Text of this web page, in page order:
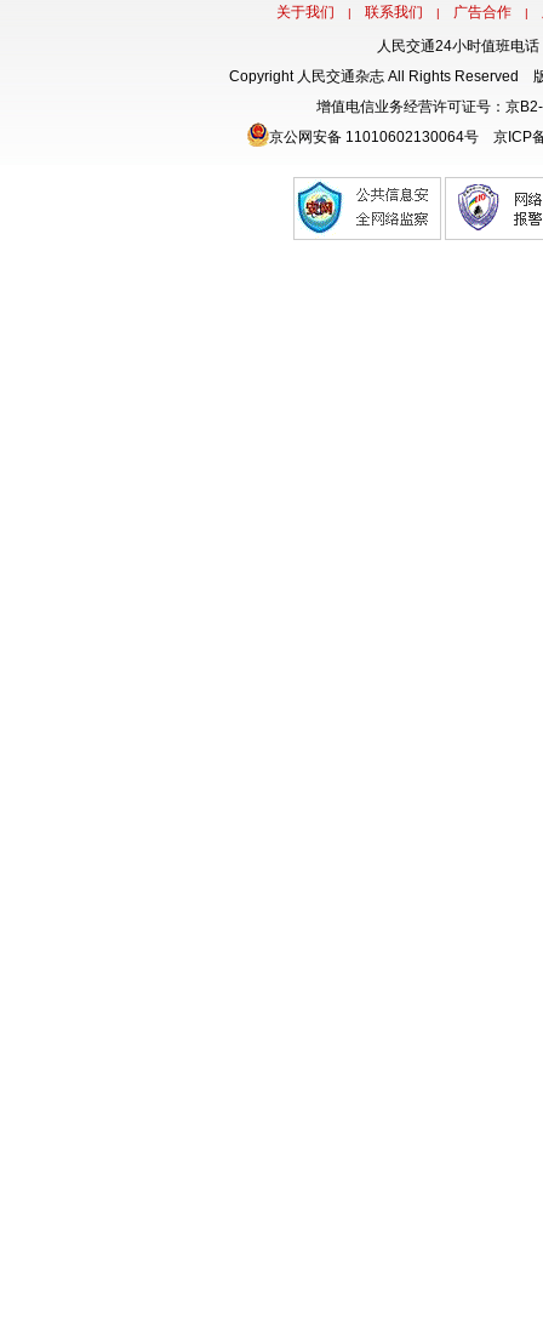
关于我们 | 联系我们 | 广告合作 |
人民交通24小时值班电
Copyright 人民交通杂志 All Rights Reserved
增值电信业务经营许可证号：京
京公网安备 11010602130064号
京ICP